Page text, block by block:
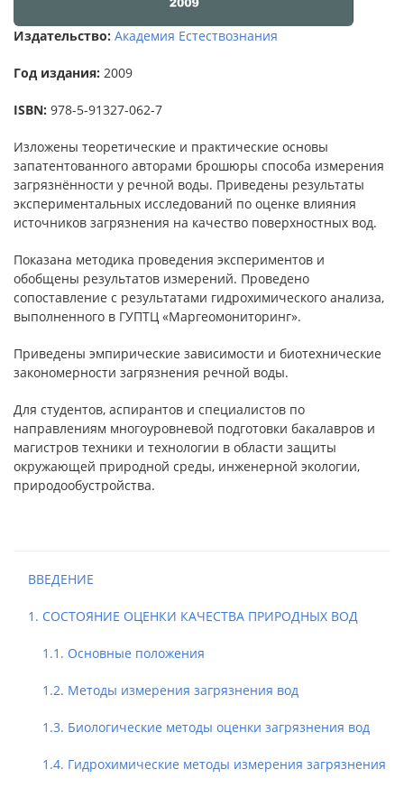
Издательство: Академия Естествознания
Год издания: 2009
ISBN: 978-5-91327-062-7
Изложены теоретические и практические основы
запатентованного авторами брошюры способа измерения
загрязнённости у речной воды. Приведены результаты
экспериментальных исследований по оценке влияния
источников загрязнения на качество поверхностных вод.
Показана методика проведения экспериментов и
обобщены результатов измерений. Проведено
сопоставление с результатами гидрохимического анализа,
выполненного в ГУПТЦ «Маргеомониторинг».
Приведены эмпирические зависимости и биотехнические
закономерности загрязнения речной воды.
Для студентов, аспирантов и специалистов по
направлениям многоуровневой подготовки бакалавров и
магистров техники и технологии в области защиты
окружающей природной среды, инженерной экологии,
природообустройства.
ВВЕДЕНИЕ
1. СОСТОЯНИЕ ОЦЕНКИ КАЧЕСТВА ПРИРОДНЫХ ВОД
1.1. Основные положения
1.2. Методы измерения загрязнения вод
1.3. Биологические методы оценки загрязнения вод
1.4. Гидрохимические методы измерения загрязнения